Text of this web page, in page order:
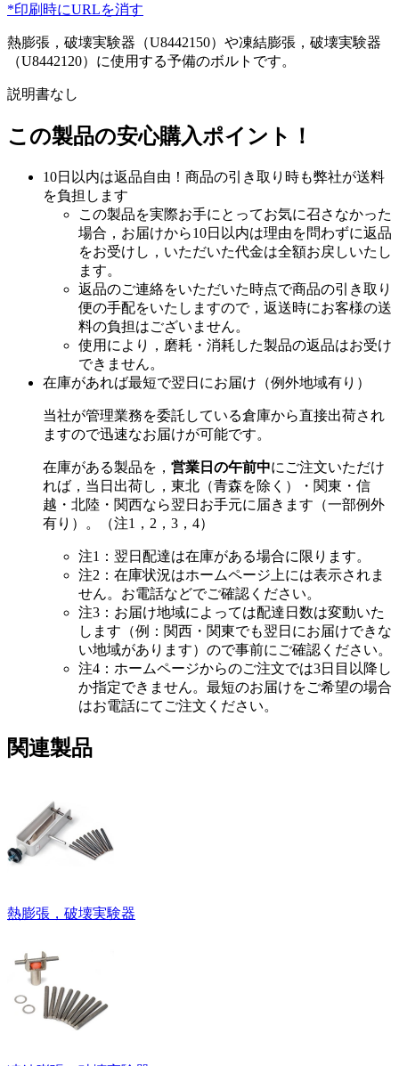
*印刷時にURLを消す
熱膨張，破壊実験器（U8442150）や凍結膨張，破壊実験器
（U8442120）に使用する予備のボルトです。
説明書なし
この製品の安心購入ポイント！
10日以内は返品自由！商品の引き取り時も弊社が送料
を負担します
この製品を実際お手にとってお気に召さなかった
場合，お届けから10日以内は理由を問わずに返品
をお受けし，いただいた代金は全額お戻しいたし
ます。
返品のご連絡をいただいた時点で商品の引き取り
便の手配をいたしますので，返送時にお客様の送
料の負担はございません。
使用により，磨耗・消耗した製品の返品はお受け
できません。
在庫があれば最短で翌日にお届け（例外地域有り）
当社が管理業務を委託している倉庫から直接出荷され
ますので迅速なお届けが可能です。
在庫がある製品を， 営業日の午前中にご注文いただけ
れば，当日出荷し，東北（青森を除く）・関東・信
越・北陸・関西なら翌日お手元に届きます（一部例外
有り）。（注1，2，3，4）
注1：翌日配達は在庫がある場合に限ります。
注2：在庫状況はホームページ上には表示されま
せん。お電話などでご確認ください。
注3：お届け地域によっては配達日数は変動いた
します（例：関西・関東でも翌日にお届けできな
い地域があります）ので事前にご確認ください。
注4：ホームページからのご注文では3日目以降し
か指定できません。最短のお届けをご希望の場合
はお電話にてご注文ください。
関連製品
熱膨張，破壊実験器